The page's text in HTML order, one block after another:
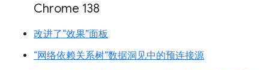
Chrome 138
改进了“效果”面板
“网络依赖关系树”数据洞见中的预连接源